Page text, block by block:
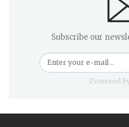
Subscribe our
Powered